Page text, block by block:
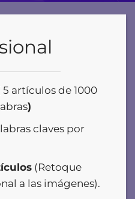
5 artículos de 1000
)
claves por
(Retoque
a las imágenes).